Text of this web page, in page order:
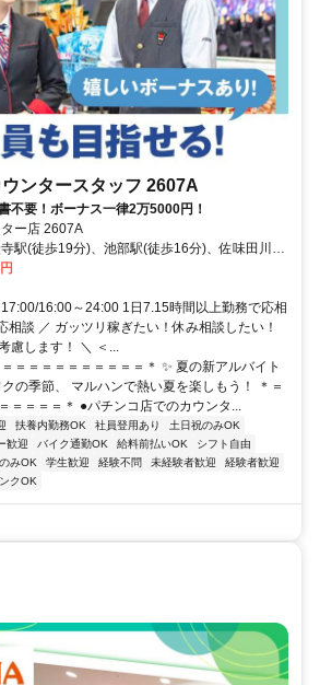
ンタースタッフ 2607A
不要！ボーナス一律2万5000円！
ー店 2607A
駅(徒歩19分)、池部駅(徒歩16分)、佐味田川駅
16:00～24:00 1日7.15時間以上勤務で応相
相談 ／ ガッツリ稼ぎたい！休み相談したい！
慮します！ ＼ ＜...
＝＝＝＝＝＝＝＝＝＝＊ ✨ 夏の新アルバイト
の季節、 マルハンで熱い夏を楽しもう！ ＊＝
＝＝＝＝＊ ●パチンコ店でのカウンタ...
扶養内勤務OK 社員登用あり
土日祝のみOK
歓迎 バイク通勤OK 給料前払いOK
シフト自由
みOK 学生歓迎 経験不問 未経験者歓迎
経験者歓迎
クOK